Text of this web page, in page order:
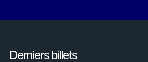
Derniers billets